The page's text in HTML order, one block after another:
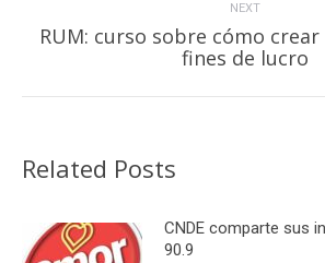
NEXT
Next
post:
RUM: curso sobre cómo
fines de lucro
Related Posts
CNDE comparte sus
90.9